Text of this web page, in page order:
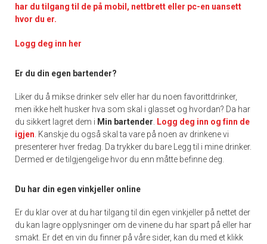
har du tilgang til de på mobil, nettbrett eller pc-en uansett
hvor du er.
Logg deg inn her
Er du din egen bartender?
Liker du å mikse drinker selv eller har du noen favorittdrinker,
men ikke helt husker hva som skal i glasset og hvordan? Da har
du sikkert lagret dem i Min bartender
Logg deg inn og finn de
igjen . Kanskje du også skal ta vare på noen av drinkene vi
presenterer hver fredag. Da trykker du bare Legg til i mine drinker.
Dermed er de tilgjengelige hvor du enn måtte befinne deg.
Du har din egen vinkjeller online
Er du klar over at du har tilgang til din egen vinkjeller på nettet der
du kan lagre opplysninger om de vinene du har spart på eller har
smakt. Er det en vin du finner på våre sider, kan du med et klikk